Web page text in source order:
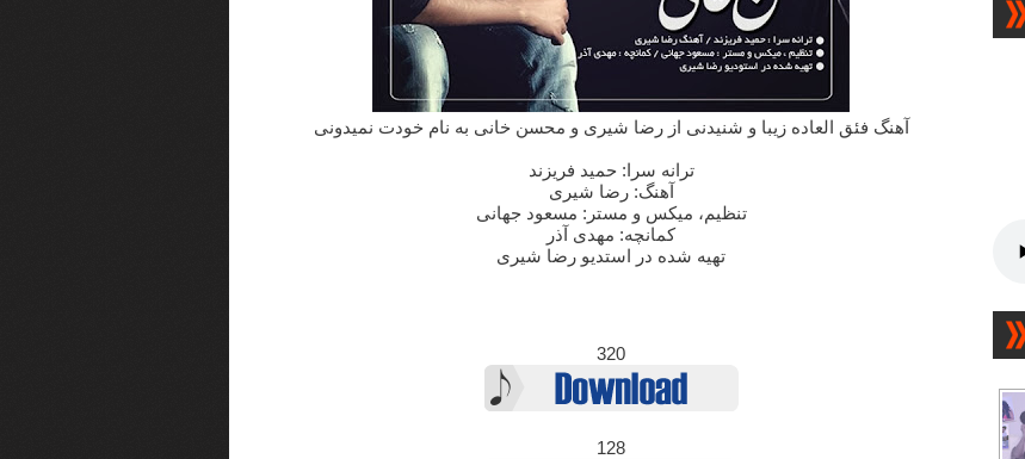
آهنگ فئق العاده زیبا و شنیدنی از رضا شیری و محسن خانی به نام خودت نمیدونی
ترانه سرا: حمید فریزند
آهنگ: رضا شیری
تنظیم، میکس و مستر: مسعود جهانی
کمانچه: مهدی آذر
تهیه شده در استدیو رضا شیری
320
128